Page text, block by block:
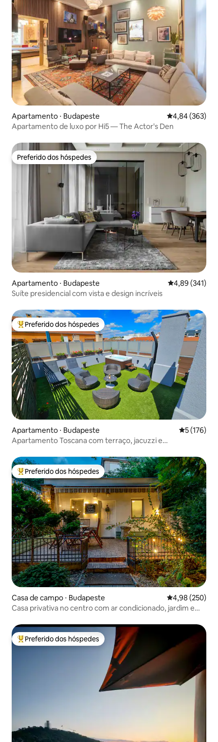
Apartamento ⋅ Budapeste 4,84 de uma
4,84 (363)
Apartamento de luxo por Hi5 — The Actor's Den
Preferido dos hóspedes
Preferido dos hóspedes
Apartamento ⋅ Budapeste 4,89 de uma
4,89 (341)
Suíte presidencial com vista e design incríveis
Entre os melhores preferidos dos hóspedes
Preferido dos hóspedes
Apartamento ⋅ Budapeste 5 de uma
5 (176)
Apartamento Toscana com terraço, jacuzzi e
Entre os melhores preferidos dos hóspedes
Preferido dos hóspedes
Casa de campo ⋅ Budapeste 4,98 de uma
4,98 (250)
Casa privativa no centro com ar condicionado, jardim e
Entre os melhores preferidos dos hóspedes
Preferido dos hóspedes